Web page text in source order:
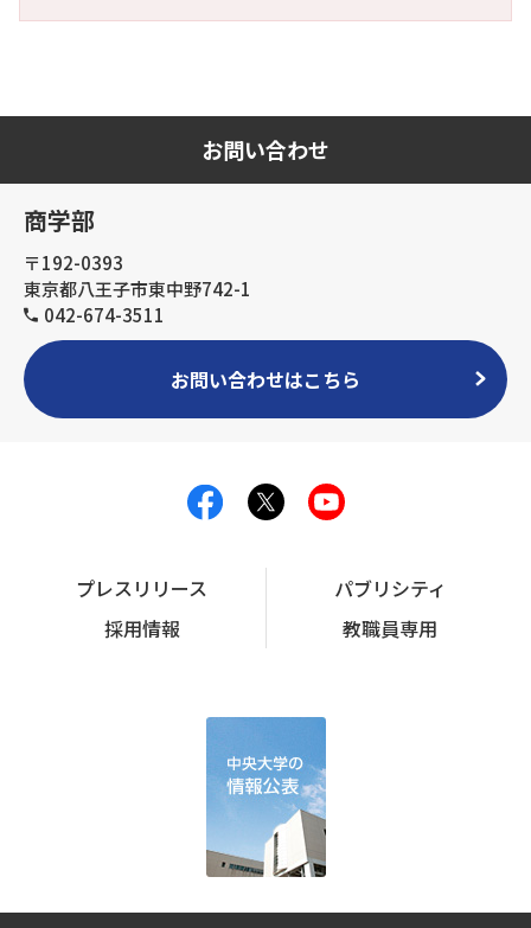
お問い合わせ
商学部
〒192-0393
東京都八王子市東中野742-1
042-674-3511
お問い合わせはこちら
プレスリリース
パブリシティ
採用情報
教職員専用